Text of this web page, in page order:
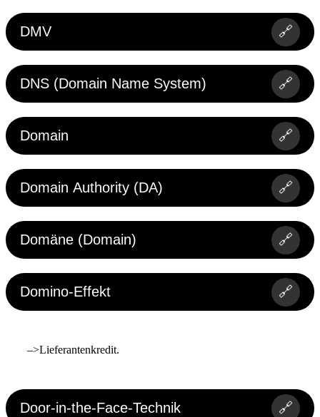
DMV 🔗
DNS (Domain Name System) 🔗
Domain 🔗
Domain Authority (DA) 🔗
Domäne (Domain) 🔗
Domino-Effekt 🔗
–>Lieferantenkredit.
Door-in-the-Face-Technik 🔗